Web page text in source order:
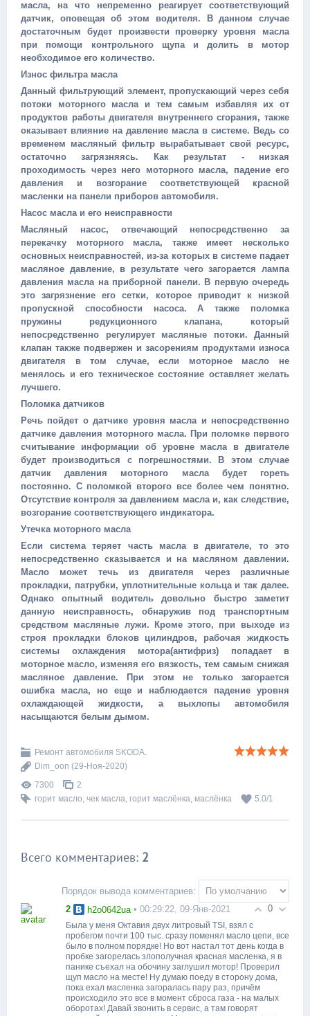
масла, на что непременно реагирует соответствующий
датчик, оповещая об этом водителя. В данном случае
достаточным будет произвести проверку уровня масла
при помощи контрольного щупа и долить в мотор
необходимое его количество.
Износ фильтра масла
Данный фильтрующий элемент, пропускающий через себя
потоки моторного масла и тем самым избавляя их от
продуктов работы двигателя внутреннего сгорания, также
оказывает влияние на давление масла в системе. Ведь со
временем масляный фильтр вырабатывает свой ресурс,
остаточно загрязняясь. Как результат - низкая
проходимость через него моторного масла, падение его
давления и возгорание соответствующей красной
масленки на панели приборов автомобиля.
Насос масла и его неисправности
Масляный насос, отвечающий непосредственно за
перекачку моторного масла, также имеет несколько
основных неисправностей, из-за которых в системе падает
масляное давление, в результате чего загорается лампа
давления масла на приборной панели. В первую очередь
это загрязнение его сетки, которое приводит к низкой
пропускной способности насоса. А также поломка
пружины редукционного клапана, который
непосредственно регулирует масляные потоки. Данный
клапан также подвержен и засорениям продуктами износа
двигателя в том случае, если моторное масло не
менялось и его техническое состояние оставляет желать
лучшего.
Поломка датчиков
Речь пойдет о датчике уровня масла и непосредственно
датчике давления моторного масла. При поломке первого
считывание информации об уровне масла в двигателе
будет производиться с погрешностями. В этом случае
датчик давления моторного масла будет гореть
постоянно. С поломкой второго все более чем понятно.
Отсутствие контроля за давлением масла и, как следствие,
возгорание соответствующего индикатора.
Утечка моторного масла
Если система теряет часть масла в двигателе, то это
непосредственно сказывается и на масляном давлении.
Масло может течь из двигателя через различные
прокладки, патрубки, уплотнительные кольца и так далее.
Однако опытный водитель довольно быстро заметит
данную неисправность, обнаружив под транспортным
средством масляные лужи. Кроме этого, при выходе из
строя прокладки блоков цилиндров, рабочая жидкость
системы охлаждения мотора(антифриз) попадает в
моторное масло, изменяя его вязкость, тем самым снижая
масляное давление. При этом не только загорается
ошибка масла, но еще и наблюдается падение уровня
охлаждающей жидкости, а выхлопы автомобиля
насыщаются белым дымом.
Ремонт автомобиля SKODA.
Dim_oon (29-Ноя-2020)
7300
2
горит масло, чек масла, горит маслёнка, маслёнка 5.0/1
Всего комментариев: 2
Порядок вывода комментариев:
0
2 h2o0642ua • 00:29:22, 09-Янв-2021
Была у меня Октавия двух литровый TSI, взял с
пробегом почти 100 тыс. сразу поменял масло цепи, все
было в полном порядке! Но вот настал тот день когда в
пробке загорелась злополучная красная масленка, я в
панике съехал на обочину заглушил мотор! Проверил
щуп масло на месте! Ну думаю поеду в сторону дома,
пока ехал масленка загоралась пару раз, причём
происходило это все в момент сброса газа - на малых
оборотах! Давай звонить в сервис, а там говорят